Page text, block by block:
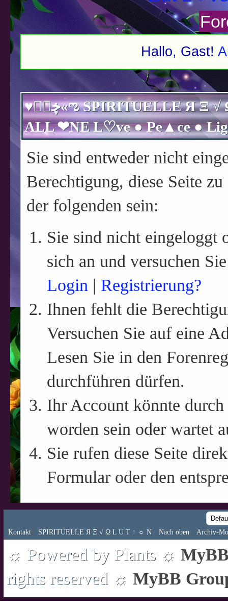
Hallo, Gast!
♥ڿڰۣ«ಌ SPIRITUELLE Я Ξ √ Ω L U T ↑ ☼ N - Forum - WE ARE
Sie sind entweder nicht
Berechtigung, diese Seite
der folgenden sein:
Sie sind nicht eingeloggt
sich an und versuchen
Login | Registrierung?
Ihnen fehlt die
Versuchen Sie auf eine
Lesen Sie in den
durchführen dürfen.
Ihr Account könnte
worden sein oder wartet
Sie rufen diese Seite
Formular oder den
Kontakt SPIRITUELLE Я Ξ √ Ω L U T ↑ ☼ N Nach oben Archiv-
☼ Powered by Plants ☼
rights reserved ☼ MyBB